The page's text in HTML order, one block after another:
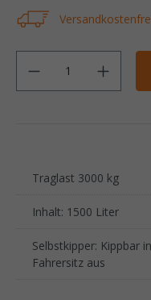
Anzahl
Traglast 3000 kg
Inhalt: 1500 Liter
Selbstkipper: Kippbar
Fahrersitz aus